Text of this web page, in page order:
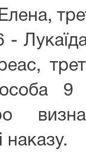
-
особа
наказу.